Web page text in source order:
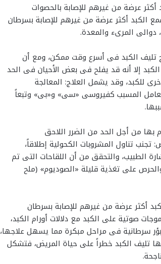
عرضة من غيرهم للإصابة بالحصوات
الكبد أكثر عرضة من غيرهم للإصابة بسرطان
دوالى المرىء والمعدة.
تليف الكبد فى أسرع وقت ممكن، ومع أن
إلا أنه قد يفلح فى بعض الأحيان فى الحد
للكبد، وقد يشمل العلاج: المعالجة
للعامل المسبب كفيروسى «سى» و«بى» وتبعاً
من أجل الحد من الضرر اللاحق
تجنب تناول المشروبات الكحولية إطلاقاً،
الطبيب، والتحقق من أن اللقاحات التى تم
على تغذية قليلة «الصوديوم» (ملح
أكثر عرضة من غيرهم للإصابة بسرطان
صوتية على الكبد مع دلالات أورام الكبد،
سرطانية فى مراحل مبكرة مما يسهل علاجها،
تليف الكبد خطراً على حياة المريض، فتشكل